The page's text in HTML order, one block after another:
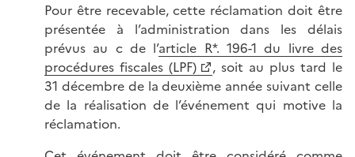
Pour être recevable, cette réclamation doit être
présentée à l’administration dans les délais
prévus au c de l’article R*. 196-1 du livre des
procédures fiscales (LPF)
, soit au plus tard le
31 décembre de la deuxième année suivant celle
de la réalisation de l’événement qui motive la
réclamation.